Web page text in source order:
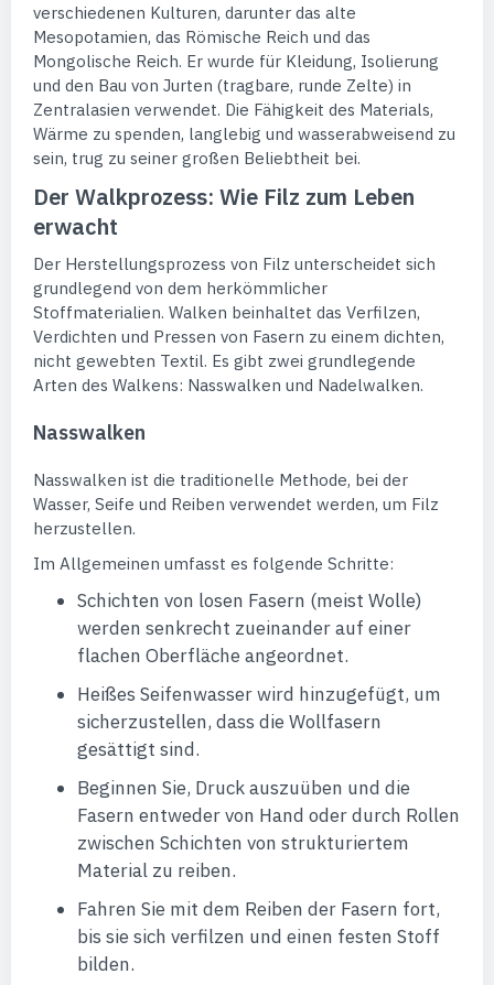
verschiedenen Kulturen, darunter das alte
Mesopotamien, das Römische Reich und das
Mongolische Reich. Er wurde für Kleidung, Isolierung
und den Bau von Jurten (tragbare, runde Zelte) in
Zentralasien verwendet. Die Fähigkeit des Materials,
Wärme zu spenden, langlebig und wasserabweisend zu
sein, trug zu seiner großen Beliebtheit bei.
Der Walkprozess: Wie Filz zum Leben
erwacht
Der Herstellungsprozess von Filz unterscheidet sich
grundlegend von dem herkömmlicher
Stoffmaterialien. Walken beinhaltet das Verfilzen,
Verdichten und Pressen von Fasern zu einem dichten,
nicht gewebten Textil. Es gibt zwei grundlegende
Arten des Walkens: Nasswalken und Nadelwalken.
Nasswalken
Nasswalken ist die traditionelle Methode, bei der
Wasser, Seife und Reiben verwendet werden, um Filz
herzustellen.
Im Allgemeinen umfasst es folgende Schritte:
Schichten von losen Fasern (meist Wolle)
werden senkrecht zueinander auf einer
flachen Oberfläche angeordnet.
Heißes Seifenwasser wird hinzugefügt, um
sicherzustellen, dass die Wollfasern
gesättigt sind.
Beginnen Sie, Druck auszuüben und die
Fasern entweder von Hand oder durch Rollen
zwischen Schichten von strukturiertem
Material zu reiben.
Fahren Sie mit dem Reiben der Fasern fort,
bis sie sich verfilzen und einen festen Stoff
bilden.